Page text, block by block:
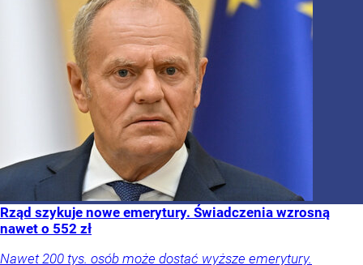
Rząd szykuje nowe emerytury. Świadczenia wzrosną
nawet o 552 zł
Nawet 200 tys. osób może dostać wyższe emerytury.